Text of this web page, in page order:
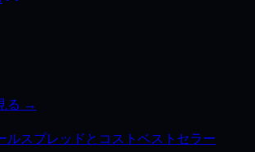
る →
ルスプレッドとコスト ベストセラー